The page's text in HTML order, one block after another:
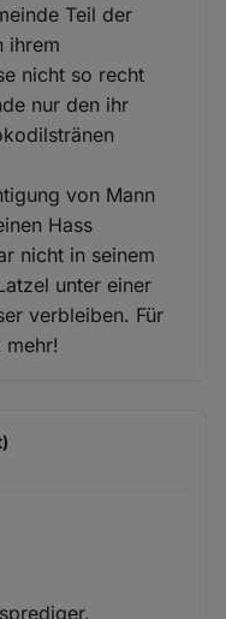
Teil der
ihrem
nicht so recht
nur den ihr
von Mann
Hass
nicht in seinem
unter einer
verbleiben. Für
mehr!